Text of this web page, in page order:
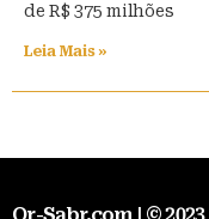
de R$ 375 milhões
Leia Mais »